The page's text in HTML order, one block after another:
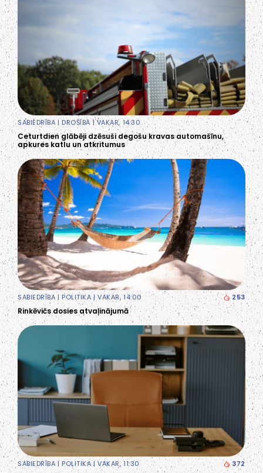
SABIEDRĪBA |DROŠĪBA| VAKAR, 14:30
Ceturtdien glābēji dzēsuši degošu kravas automašīnu,
apkures katlu un atkritumus
SABIEDRĪBA |POLITIKA| VAKAR, 14:00 253
Rinkēvičs dosies atvaļinājumā
SABIEDRĪBA |POLITIKA| VAKAR, 11:30 372